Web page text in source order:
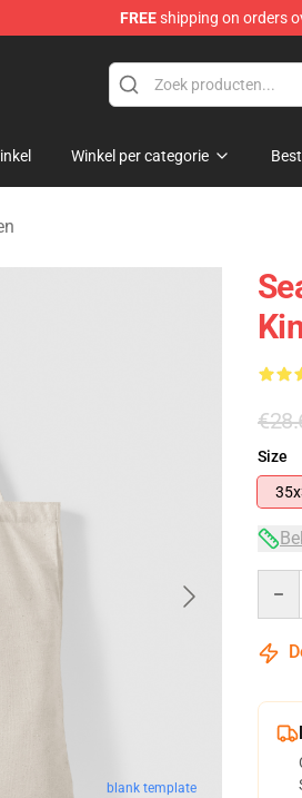
FREEshipping on orders
Winkel per categorie
blank template
Size